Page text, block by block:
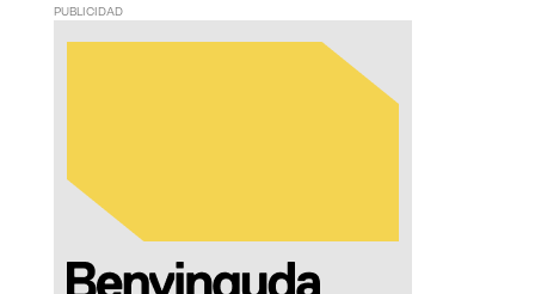
PUBLICIDAD